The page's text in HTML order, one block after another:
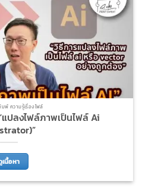
พ์ ความรู้เรื่องไฟล์
แปลงไฟล์ภาพเป็นไฟล์ Ai
เนื้อหา